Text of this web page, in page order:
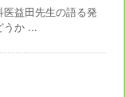
益田先生の語る発
うか ...